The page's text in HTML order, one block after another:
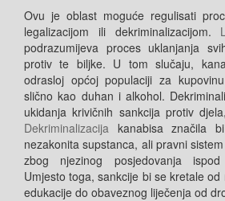
Ovu je oblast moguće regulisati
legalizacijom ili dekriminalizacijom.
podrazumijeva proces uklanjanja
protiv te biljke. U tom slučaju,
odrasloj općoj populaciji za
slično kao duhan i alkohol.
ukidanja krivičnih sankcija protiv
Dekriminalizacija kanabisa značila
nezakonita supstanca, ali pravni
zbog njezinog posjedovanja
Umjesto toga, sankcije bi se kretale
edukacije do obaveznog liječenja od